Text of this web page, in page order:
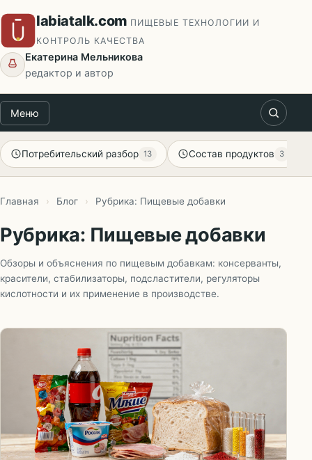
содержимому
labiatalk.com ПИЩЕВЫЕ ТЕХНОЛОГИИ И
КОНТРОЛЬ КАЧЕСТВА
Екатерина Мельникова
редактор и автор
Меню
Потребительский разбор 13 Состав продуктов 3
Главная › Блог › Рубрика: Пищевые добавки
Рубрика: Пищевые добавки
Обзоры и объяснения по пищевым добавкам: консерванты,
красители, стабилизаторы, подсластители, регуляторы
кислотности и их применение в производстве.